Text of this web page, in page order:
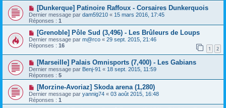
[Dunkerque] Patinoire Raffoux - Corsaires Dunkerquois
Dernier message par dam59210 « 15 mars 2016, 17:45
Réponses : 1
[Grenoble] Pôle Sud (3,496) - Les Brûleurs de Loups
Dernier message par m@rco « 29 sept. 2015, 21:46
Réponses : 16 1 2
[Marseille] Palais Omnisports (7,400) - Les Gabians
Dernier message par Benj-91 « 18 sept. 2015, 11:59
Réponses : 5
[Morzine-Avoriaz] Skoda arena (1,280)
Dernier message par yannig74 « 03 août 2015, 16:48
Réponses : 1